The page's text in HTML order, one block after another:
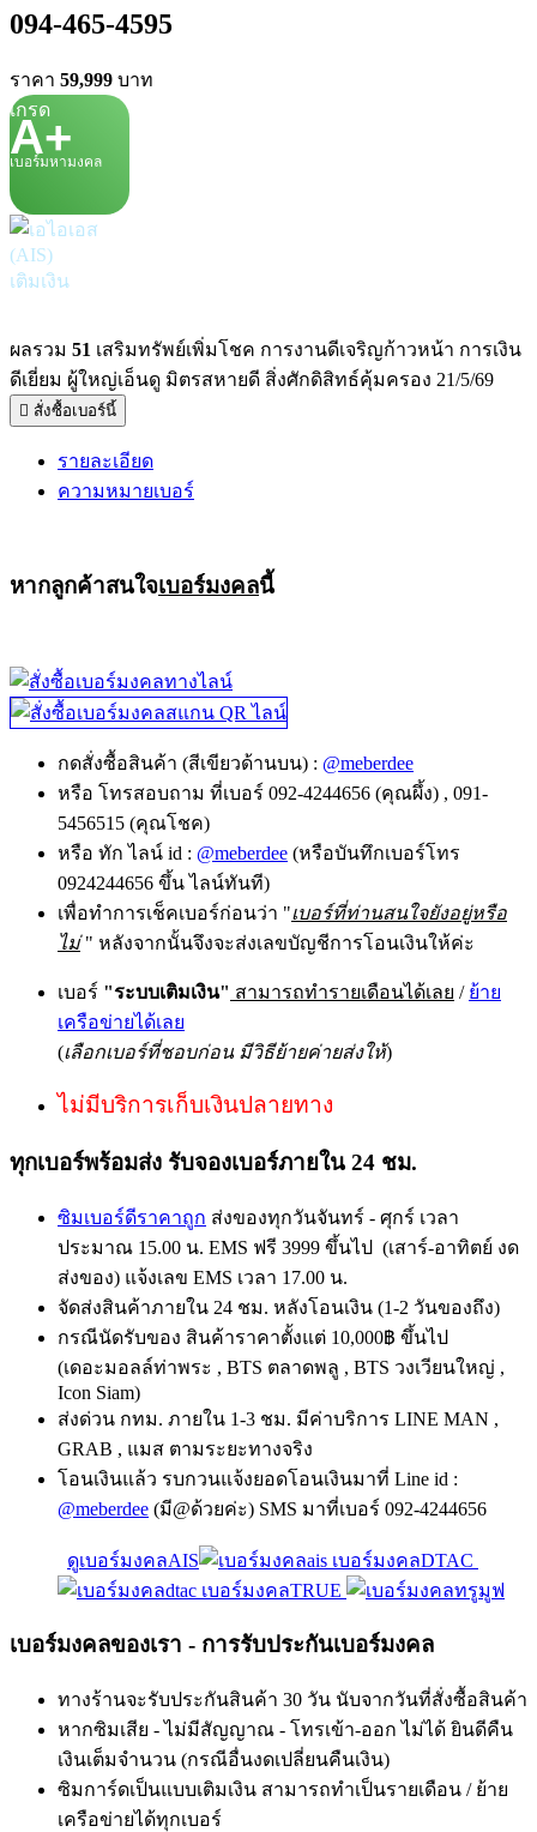
094-465-4595
ราคา 59,999 บาท
เกรด
A+
เบอร์มหามงคล
เติมเงิน
ผลรวม 51 เสริมทรัพย์เพิ่มโชค การงานดีเจริญก้าวหน้า การเงิน
ดีเยี่ยม ผู้ใหญ่เอ็นดู มิตรสหายดี สิ่งศักดิสิทธ์คุ้มครอง 21/5/69
สั่งซื้อเบอร์นี้
รายละเอียด
ความหมายเบอร์
หากลูกค้าสนใจเบอร์มงคลนี้
กดสั่งซื้อสินค้า (สีเขียวด้านบน) : @meberdee
หรือ โทรสอบถาม ที่เบอร์ 092-4244656 (คุณผึ้ง) , 091-
5456515 (คุณโชค)
หรือ ทัก ไลน์ id : @meberdee (หรือบันทึกเบอร์โทร
0924244656 ขึ้น ไลน์ทันที)
เพื่อทำการเช็คเบอร์ก่อนว่า "เบอร์ที่ท่านสนใจยังอยู่หรือ
ไม่" หลังจากนั้นจึงจะส่งเลขบัญชีการโอนเงินให้ค่ะ
เบอร์ "ระบบเติมเงิน" สามารถทำรายเดือนได้เลย / ย้าย
เครือข่ายได้เลย
(เลือกเบอร์ที่ชอบก่อน มีวิธีย้ายค่ายส่งให้)
ไม่มีบริการเก็บเงินปลายทาง
ทุกเบอร์พร้อมส่ง รับจองเบอร์ภายใน 24 ชม.
ซิมเบอร์ดีราคาถูก ส่งของทุกวันจันทร์ - ศุกร์ เวลา
ประมาณ 15.00 น. EMS ฟรี 3999 ขึ้นไป (เสาร์-อาทิตย์ งด
ส่งของ) แจ้งเลข EMS เวลา 17.00 น.
จัดส่งสินค้าภายใน 24 ชม. หลังโอนเงิน (1-2 วันของถึง)
กรณีนัดรับของ สินค้าราคาตั้งแต่ 10,000฿ ขึ้นไป
(เดอะมอลล์ท่าพระ , BTS ตลาดพลู , BTS วงเวียนใหญ่ ,
Icon Siam)
ส่งด่วน กทม. ภายใน 1-3 ชม. มีค่าบริการ LINE MAN ,
GRAB , แมส ตามระยะทางจริง
โอนเงินแล้ว รบกวนแจ้งยอดโอนเงินมาที่ Line id :
@meberdee (มี@ด้วยค่ะ) SMS มาที่เบอร์ 092-4244656
ดูเบอร์มงคลAIS
เบอร์มงคลDTAC
เบอร์มงคลTRUE
เบอร์มงคลของเรา - การรับประกันเบอร์มงคล
ทางร้านจะรับประกันสินค้า 30 วัน นับจากวันที่สั่งซื้อสินค้า
หากซิมเสีย - ไม่มีสัญญาณ - โทรเข้า-ออก ไม่ได้ ยินดีคืน
เงินเต็มจำนวน (กรณีอื่นงดเปลี่ยนคืนเงิน)
ซิมการ์ดเป็นแบบเติมเงิน สามารถทำเป็นรายเดือน / ย้าย
เครือข่ายได้ทุกเบอร์